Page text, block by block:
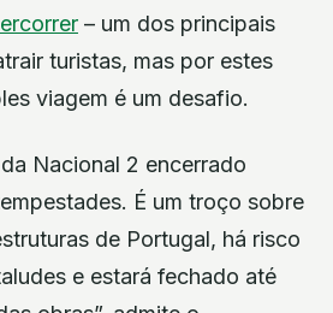
– um dos principais
turistas, mas por estes
viagem é um desafio.
Nacional 2 encerrado
É um troço sobre
de Portugal, há risco
e estará fechado até